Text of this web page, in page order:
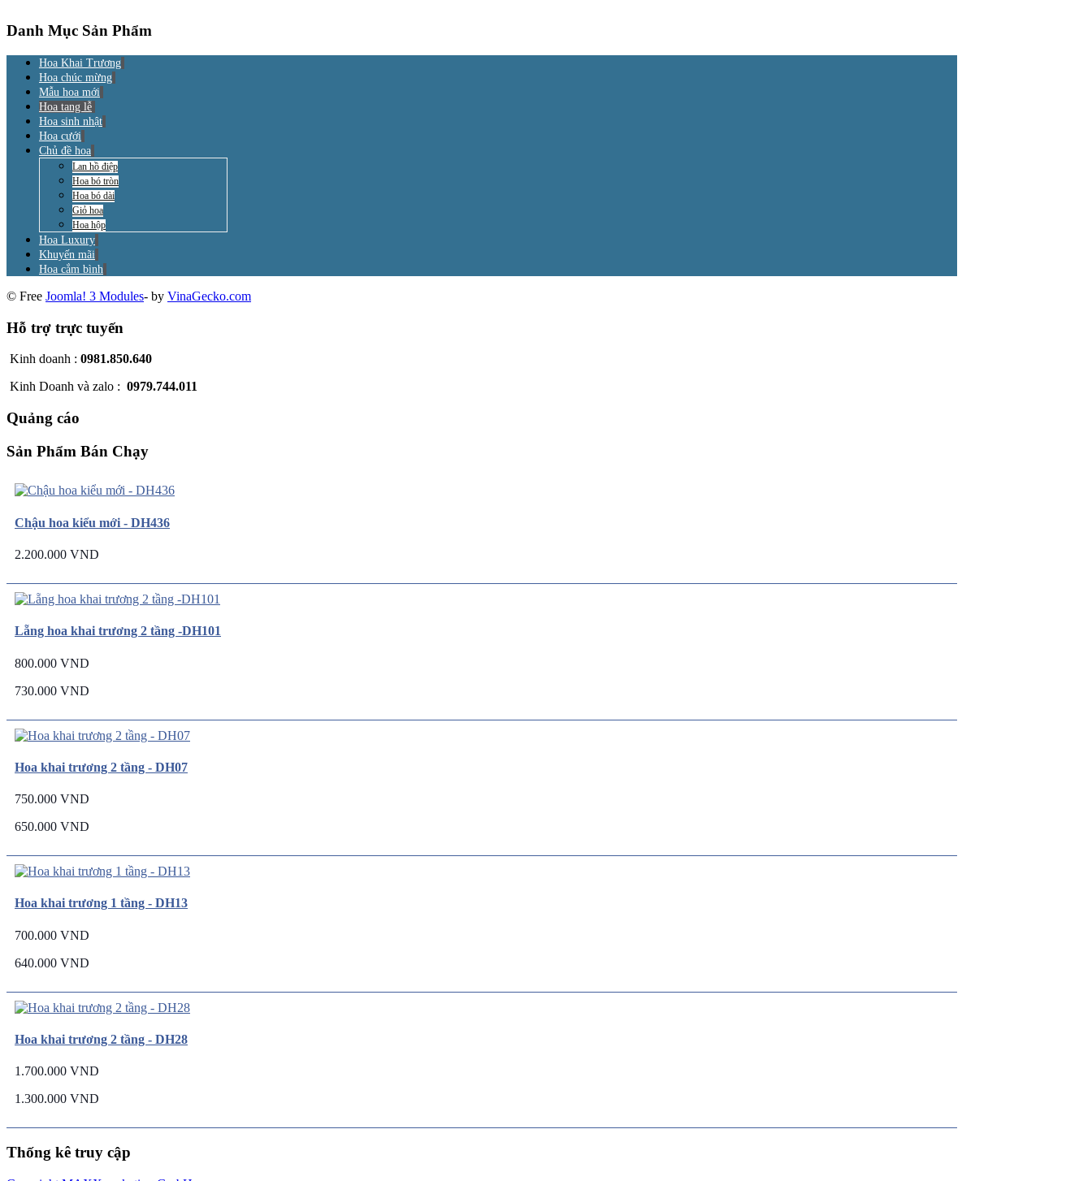
Danh Mục Sản Phẩm
Hoa Khai Trương
Hoa chúc mừng
Mẫu hoa mới
Hoa tang lễ
Hoa sinh nhật
Hoa cưới
Chủ đề hoa
Lan hồ điệp
Hoa bó tròn
Hoa bó dài
Giỏ hoa
Hoa hộp
Hoa Luxury
Khuyến mãi
Hoa cắm bình
© Free Joomla! 3 Modules- by VinaGecko.com
Hỗ trợ trực tuyến
Kinh doanh : 0981.850.640
Kinh Doanh và zalo : 0979.744.011
Quảng cáo
Sản Phẩm Bán Chạy
Chậu hoa kiểu mới - DH436
2.200.000 VND
Lẵng hoa khai trương 2 tầng -DH101
800.000 VND
730.000 VND
Hoa khai trương 2 tầng - DH07
750.000 VND
650.000 VND
Hoa khai trương 1 tầng - DH13
700.000 VND
640.000 VND
Hoa khai trương 2 tầng - DH28
1.700.000 VND
1.300.000 VND
Thống kê truy cập